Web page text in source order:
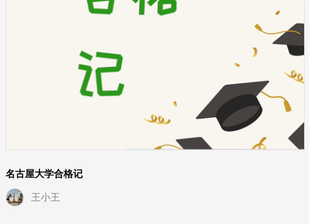
名古屋大学合格记
王小王